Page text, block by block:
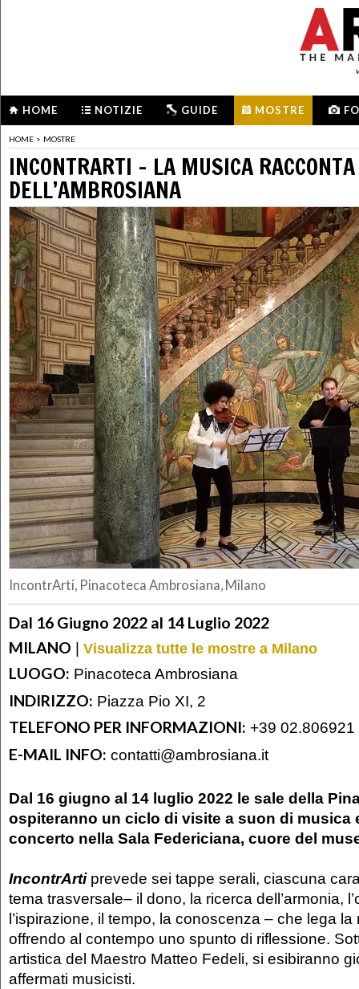
HOME NOTIZIE GUIDE MOSTRE
HOME > MOSTRE
INCONTRARTI - LA MUSICA
DELL’AMBROSIANA
IncontrArti, Pinacoteca Ambrosiana, Milano
Dal 16 Giugno 2022 al 14 Luglio 2022
MILANO | Visualizza tutte le mostre a Milano
LUOGO: Pinacoteca Ambrosiana
INDIRIZZO: Piazza Pio XI, 2
TELEFONO PER INFORMAZIONI: +39 02.806921
E-MAIL INFO: contatti@ambrosiana.it
Dal 16 giugno al 14 luglio 2022 le sale della
ospiteranno un ciclo di visite a suon di musica
concerto nella Sala Federiciana, cuore del
IncontrArtiprevede sei tappe serali, ciascuna
tema trasversale– il dono, la ricerca dell’armonia,
l’ispirazione, il tempo, la conoscenza – che lega la
offrendo al contempo uno spunto di riflessione.
artistica del Maestro Matteo Fedeli, si esibiranno
affermati musicisti.